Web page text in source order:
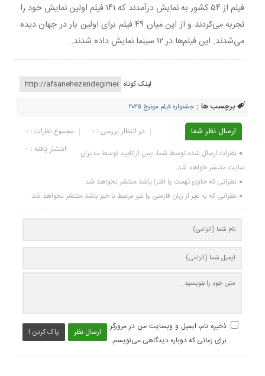
فیلم از ۵۴ کشور به نمایش درآمدند که ۱۴۱ فیلم اولین نمایش خود را
تجربه می‌کردند و از این میان ۴۹ فیلم برای اولین بار در جهان دیده
می‌شدند. این فیلم‌ها در ۱۲ سینما نمایش داده شدند.
لینک کوتاه
برچسب ها : جشنواره فیلم مونیخ ۲۰۲۵
ارسال نظر شما مجموع نظرات : 0
در انتظار بررسی : 0
انتشار یافته : ۰
نظرات ارسال شده توسط شما، پس از تایید توسط مدیران
سایت منتشر خواهد شد.
نظراتی که حاوی تهمت یا افترا باشد منتشر نخواهد شد.
نظراتی که به غیر از زبان فارسی یا غیر مرتبط با خبر باشد منتشر نخواهد شد.
ارسال نظر پاک کردن !
ذخیره نام، ایمیل و وبسایت من در مرورگر
برای زمانی که دوباره دیدگاهی می‌نویسم.